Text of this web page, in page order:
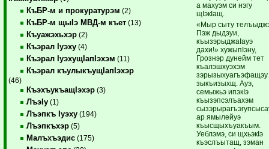
КъБР-м и прокуратурэм (2)
КъБР-м щыIэ МВД-м къет (13)
Къуажэхьхэр (2)
Къэрал Iуэху (4)
Къэрал IуэхущIапIэхэм (11)
Къэрал къулыкъущIапIэхэр
(46)
КъэхъукъащIэхэр (3)
ЛъэIу (1)
Лъэпкъ Iуэху (194)
Лъэпкъхэр (5)
Малъхъэдис (175)
а махуэм си нэгу
щIэкIащ.
«Мыр сыту
Пэж дыдэуи,
къызэрыджаIауэ
дахи!» хужыпIэну,
Грознэр дунейм тет
къалэшхуэхэм
зэрызыхуагъэфащэу
зыкъизыхщ. Ауэ,
семыжьэ ипэкIэ
къызэпсэлъахэм
ар ямылейуэ
къысщыхъуакъым.
Уеблэмэ, си щхьэкIэ
къэслъытащ, зэман